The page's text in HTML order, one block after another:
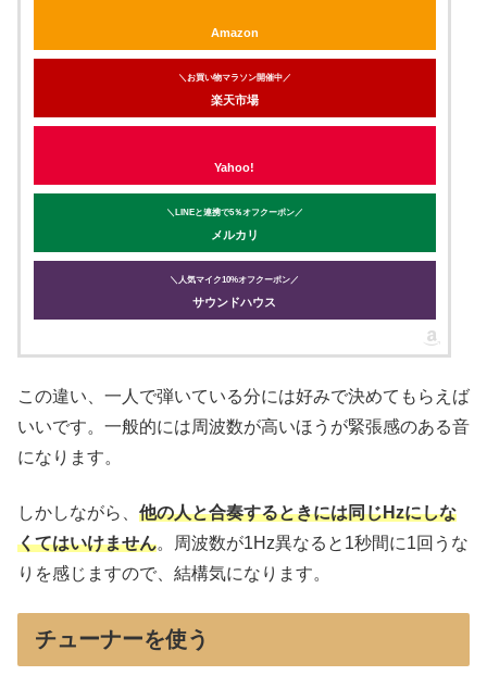
Amazon
＼お買い物マラソン開催中／
楽天市場
Yahoo!
＼LINEと連携で5％オフクーポン／
メルカリ
＼人気マイク10%オフクーポン／
サウンドハウス
この違い、一人で弾いている分には好みで決めてもらえば
いいです。一般的には周波数が高いほうが緊張感のある音
になります。
しかしながら、 他の人と合奏するときには同じHzにしな
くてはいけません。周波数が1Hz異なると1秒間に1回うな
りを感じますので、結構気になります。
チューナーを使う